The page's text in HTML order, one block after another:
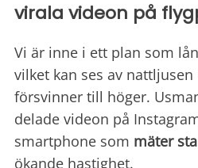
virala videon på
Vi är inne i ett plan som
vilket kan ses av
försvinner till höger.
delade videon på
smartphone som mäter
ökande hastighet.